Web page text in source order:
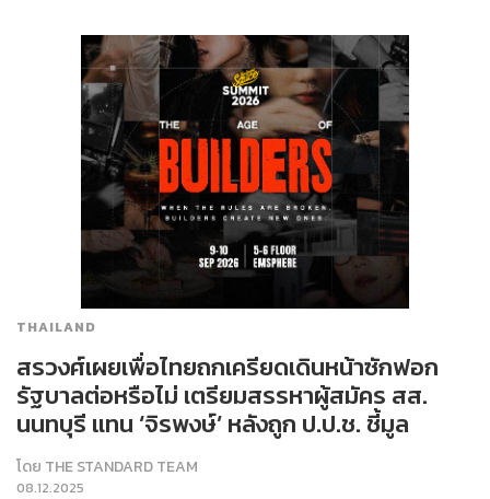
THAILAND
สรวงศ์เผยเพื่อไทยถกเครียดเดินหน้าซักฟอก
รัฐบาลต่อหรือไม่ เตรียมสรรหาผู้สมัคร สส.
นนทบุรี แทน ‘จิรพงษ์’ หลังถูก ป.ป.ช. ชี้มูล
โดย THE STANDARD TEAM
08.12.2025